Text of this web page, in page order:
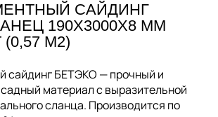
САЙДИНГ
190Х3000Х8 ММ
(0,57 М2)
сайдинг БЕТЭКО — прочный и
материал с выразительной
сланца. Производится по